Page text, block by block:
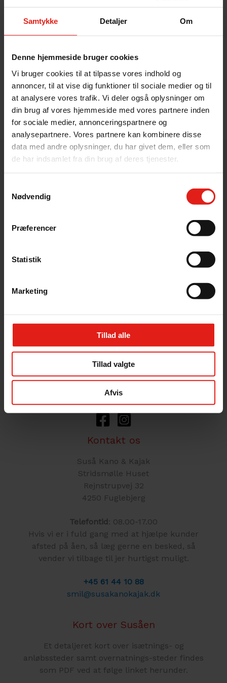
Samtykke Detaljer Om
Denne hjemmeside bruger cookies
Vi bruger cookies til at tilpasse vores indhold og
annoncer, til at vise dig funktioner til sociale medier og til
at analysere vores trafik. Vi deler også oplysninger om
din brug af vores hjemmeside med vores partnere inden
for sociale medier, annonceringspartnere og
analysepartnere. Vores partnere kan kombinere disse
data med andre oplysninger, du har givet dem, eller som
de har indsamlet fra din brug af deres tjenester.
Nødvendig
Præferencer
Statistik
Marketing
Tillad alle
Tillad valgte
Afvis
Overnatning
Vi tilbyder også overnatning i både telt, hytter og
feriehus.
Læs mere her
Om Suså Kano & Kajak
Suså Kano & Kajak er en outdoor virksomhed,
der hører under Gunderslevholm Gods.
Godsets hovedbygning fra 1729 er beliggende
jorde strækker sig over et langt stykke af å-
systemets bred. Gunderslevholm har i
som er aktivt engageret i Susåens natur og
Cookies- & Privatlivspolitik
Kontakt os
Suså Kano & Kajak
Stridsmølle Huset
Rejnstrupvej 32
4250 Fuglebjerg
Telefontid : 08.00-17.00
Hvis vi er i fuld gang med at hjælpe kunder
afsted på åen, så læg gerne en besked, så
vender vi tilbage til jer hurtigst muligt.
+45 61 44 10 88
smil@susakanokajak.dk
Kort over Susåen
Et detaljeret kort over isætnings- og
anløbssteder samt overnatnings-steder findes
som PDF ved at følge linket herunder.